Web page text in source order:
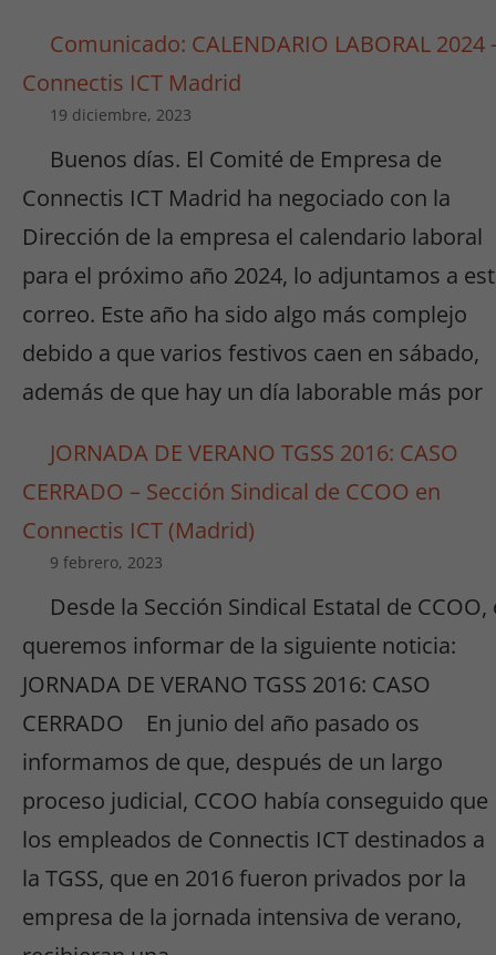
Comunicado: CALENDARIO LABORAL 2024
Connectis ICT Madrid
19 diciembre, 2023
Buenos días. El Comité de Empresa de
Connectis ICT Madrid ha negociado con la
Dirección de la empresa el calendario laboral
para el próximo año 2024, lo adjuntamos a
correo. Este año ha sido algo más complejo
debido a que varios festivos caen en sábado,
además de que hay un día laborable más por
JORNADA DE VERANO TGSS 2016: CASO
CERRADO – Sección Sindical de CCOO en
Connectis ICT (Madrid)
9 febrero, 2023
Desde la Sección Sindical Estatal de CCOO,
queremos informar de la siguiente noticia:
JORNADA DE VERANO TGSS 2016: CASO
CERRADO En junio del año pasado os
informamos de que, después de un largo
proceso judicial, CCOO había conseguido que
los empleados de Connectis ICT destinados a
la TGSS, que en 2016 fueron privados por la
empresa de la jornada intensiva de verano,